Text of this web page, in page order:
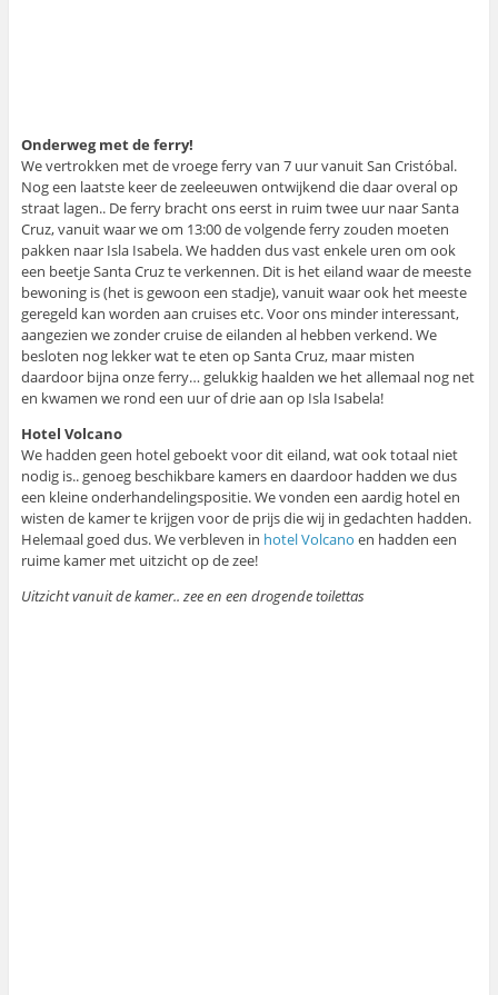
Onderweg met de ferry!
We vertrokken met de vroege ferry van 7 uur vanuit San Cristóbal.
Nog een laatste keer de zeeleeuwen ontwijkend die daar overal op
straat lagen.. De ferry bracht ons eerst in ruim twee uur naar Santa
Cruz, vanuit waar we om 13:00 de volgende ferry zouden moeten
pakken naar Isla Isabela. We hadden dus vast enkele uren om ook
een beetje Santa Cruz te verkennen. Dit is het eiland waar de meeste
bewoning is (het is gewoon een stadje), vanuit waar ook het meeste
geregeld kan worden aan cruises etc. Voor ons minder interessant,
aangezien we zonder cruise de eilanden al hebben verkend. We
besloten nog lekker wat te eten op Santa Cruz, maar misten
daardoor bijna onze ferry… gelukkig haalden we het allemaal nog net
en kwamen we rond een uur of drie aan op Isla Isabela!
Hotel Volcano
We hadden geen hotel geboekt voor dit eiland, wat ook totaal niet
nodig is.. genoeg beschikbare kamers en daardoor hadden we dus
een kleine onderhandelingspositie. We vonden een aardig hotel en
wisten de kamer te krijgen voor de prijs die wij in gedachten hadden.
Helemaal goed dus. We verbleven in hotel Volcano en hadden een
ruime kamer met uitzicht op de zee!
Uitzicht vanuit de kamer.. zee en een drogende toilettas